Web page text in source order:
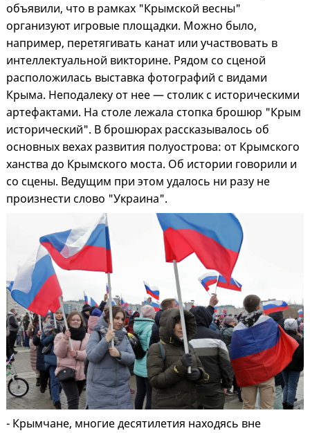
объявили, что в рамках "Крымской весны"
организуют игровые площадки. Можно было,
например, перетягивать канат или участвовать в
интеллектуальной викторине. Рядом со сценой
расположилась выставка фотографий с видами
Крыма. Неподалеку от нее — столик с историческими
артефактами. На столе лежала стопка брошюр "Крым
исторический". В брошюрах рассказывалось об
основных вехах развития полуострова: от Крымского
ханства до Крымского моста. Об истории говорили и
со сцены. Ведущим при этом удалось ни разу не
произнести слово "Украина".
- Крымчане, многие десятилетия находясь вне